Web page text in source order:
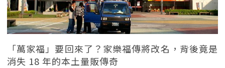
「萬家福」要回來了？家樂福傳將改名，背後竟是
消失 18 年的本土量販傳奇